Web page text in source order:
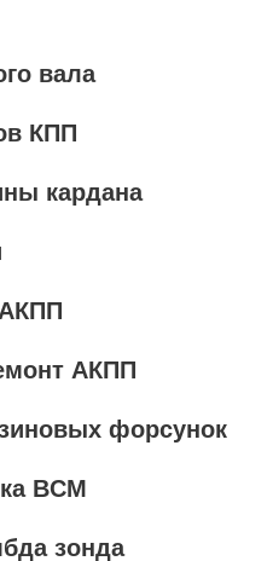
вала
КПП
кардана
АКПП
форсунок
BCM
зонда